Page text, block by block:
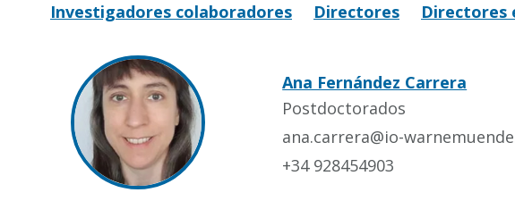
Investigadores colaboradores
Directores Directores
Ana Fernández Carrera
Postdoctorados
ana.carrera@io-
+34 928454903